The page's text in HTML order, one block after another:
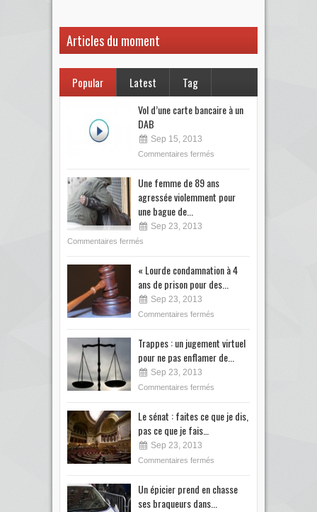
Articles du moment
Popular Latest Tag
Vol d’une carte bancaire à un
DAB
Sep 15, 2013
Commentaires fermés
Une femme de 89 ans
agressée violemment pour
une bague de...
Sep 23, 2013
Commentaires fermés
« Lourde condamnation à 4
ans de prison pour des...
Sep 23, 2013
Commentaires fermés
Trappes : un jugement virtuel
pour ne pas enflamer de...
Sep 23, 2013
Commentaires fermés
Le sénat : faites ce que je dis,
pas ce que je fais…
Sep 23, 2013
Commentaires fermés
Un épicier prend en chasse
ses braqueurs dans...